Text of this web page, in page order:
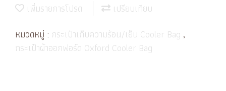
เพิ่มรายการโปรด
เปรียบเทียบ
หมวดหมู่ : กระเป๋าเก็บความร้อน/เย็น Cooler Bag ,
กระเป๋าผ้าออกฟอร์ด Oxford Cooler Bag